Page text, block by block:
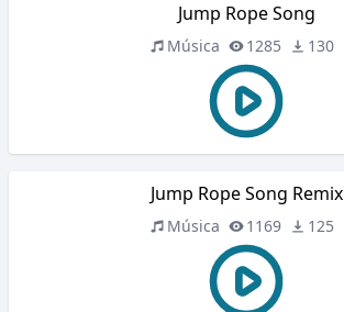
Jump Rope Song
Música 1285 130
Jump Rope Song Remix
Música 1169 125